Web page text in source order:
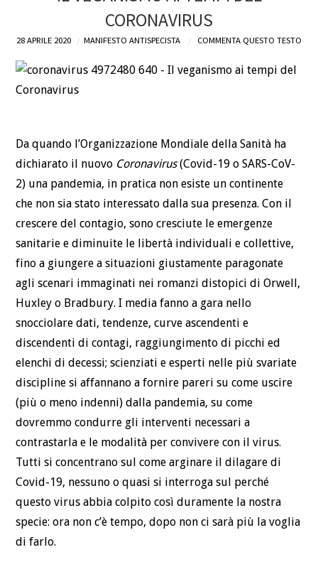
CHI
CONTATTI
CORONAVIRUS
28 APRILE 2020 MANIFESTO ANTISPECISTA COMMENTA QUESTO TESTO
Da quando l’Organizzazione Mondiale della Sanità ha
dichiarato il nuovo Coronavirus(Covid-19 o SARS-CoV-
2) una pandemia, in pratica non esiste un continente
che non sia stato interessato dalla sua presenza. Con il
crescere del contagio, sono cresciute le emergenze
sanitarie e diminuite le libertà individuali e collettive,
fino a giungere a situazioni giustamente paragonate
agli scenari immaginati nei romanzi distopici di Orwell,
Huxley o Bradbury. I media fanno a gara nello
snocciolare dati, tendenze, curve ascendenti e
discendenti di contagi, raggiungimento di picchi ed
elenchi di decessi; scienziati e esperti nelle più svariate
discipline si affannano a fornire pareri su come uscire
(più o meno indenni) dalla pandemia, su come
dovremmo condurre gli interventi necessari a
contrastarla e le modalità per convivere con il virus.
Tutti si concentrano sul come arginare il dilagare di
Covid-19, nessuno o quasi si interroga sul perché
questo virus abbia colpito così duramente la nostra
specie: ora non c’è tempo, dopo non ci sarà più la voglia
di farlo.